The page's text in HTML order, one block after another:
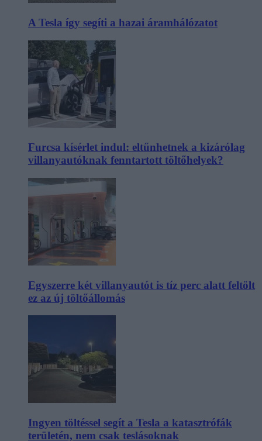
A Tesla így segíti a hazai áramhálózatot
Furcsa kísérlet indul: eltűnhetnek a kizárólag
villanyautóknak fenntartott töltőhelyek?
Egyszerre két villanyautót is tíz perc alatt feltölt
ez az új töltőállomás
Ingyen töltéssel segít a Tesla a katasztrófák
területén, nem csak teslásoknak